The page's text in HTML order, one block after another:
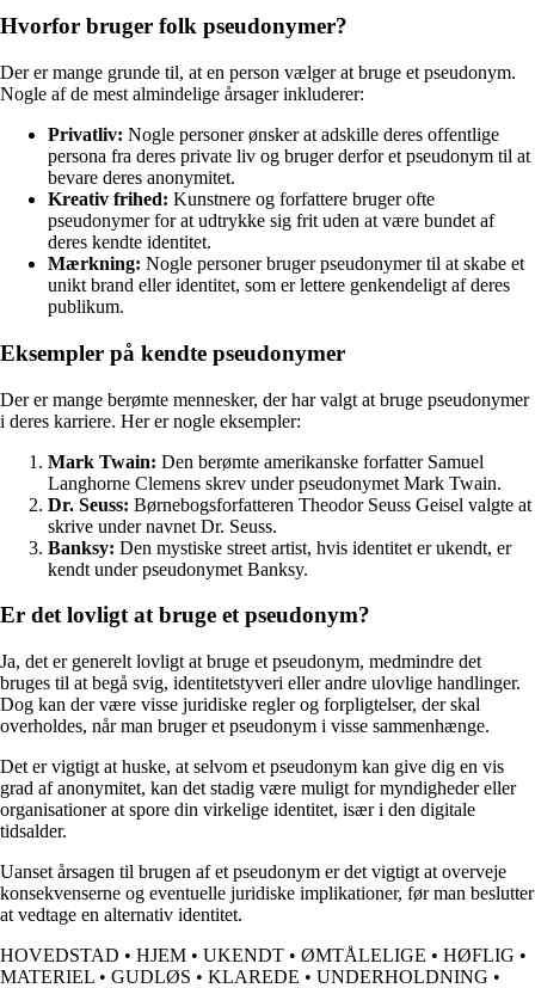
Hvorfor bruger folk pseudonymer?
Der er mange grunde til, at en person vælger at bruge et pseudonym.
Nogle af de mest almindelige årsager inkluderer:
Privatliv: Nogle personer ønsker at adskille deres offentlige
persona fra deres private liv og bruger derfor et pseudonym til at
bevare deres anonymitet.
Kreativ frihed: Kunstnere og forfattere bruger ofte
pseudonymer for at udtrykke sig frit uden at være bundet af
deres kendte identitet.
Mærkning: Nogle personer bruger pseudonymer til at skabe et
unikt brand eller identitet, som er lettere genkendeligt af deres
publikum.
Eksempler på kendte pseudonymer
Der er mange berømte mennesker, der har valgt at bruge pseudonymer
i deres karriere. Her er nogle eksempler:
Mark Twain: Den berømte amerikanske forfatter Samuel
Langhorne Clemens skrev under pseudonymet Mark Twain.
Dr. Seuss: Børnebogsforfatteren Theodor Seuss Geisel valgte at
skrive under navnet Dr. Seuss.
Banksy: Den mystiske street artist, hvis identitet er ukendt, er
kendt under pseudonymet Banksy.
Er det lovligt at bruge et pseudonym?
Ja, det er generelt lovligt at bruge et pseudonym, medmindre det
bruges til at begå svig, identitetstyveri eller andre ulovlige handlinger.
Dog kan der være visse juridiske regler og forpligtelser, der skal
overholdes, når man bruger et pseudonym i visse sammenhænge.
Det er vigtigt at huske, at selvom et pseudonym kan give dig en vis
grad af anonymitet, kan det stadig være muligt for myndigheder eller
organisationer at spore din virkelige identitet, især i den digitale
tidsalder.
Uanset årsagen til brugen af et pseudonym er det vigtigt at overveje
konsekvenserne og eventuelle juridiske implikationer, før man beslutter
at vedtage en alternativ identitet.
HOVEDSTAD • HJEM • UKENDT • ØMTÅLELIGE • HØFLIG •
MATERIEL • GUDLØS • KLAREDE • UNDERHOLDNING •